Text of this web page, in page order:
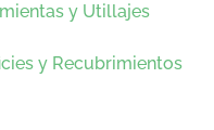
y Utillajes
y Recubrimientos